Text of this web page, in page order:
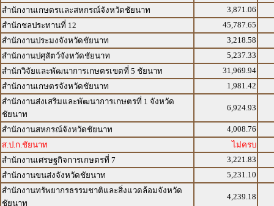
สำนักงานเกษตรและสหกรณ์จังหวัดชัยนาท
3,871.06
สำนักชลประทานที่ 12
45,787.65
สำนักงานประมงจังหวัดชัยนาท
3,218.58
สำนักงานปศุสัตว์จังหวัดชัยนาท
5,237.33
สำนักวิจัยและพัฒนาการเกษตรเขตที่ 5 ชัยนาท
31,969.94
สำนักงานเกษตรจังหวัดชัยนาท
1,981.42
สำนักงานส่งเสริมและพัฒนาการเกษตรที่ 1 จังหวัด
ชัยนาท
6,924.93
สำนักงานสหกรณ์จังหวัดชัยนาท
4,008.76
ส.ป.ก.ชัยนาท
ไม่ครบ
สำนักงานเศรษฐกิจการเกษตรที่ 7
3,221.83
สำนักงานขนส่งจังหวัดชัยนาท
5,231.10
สำนักงานทรัพยากรธรรมชาติและสิ่งแวดล้อมจังหวัด
ชัยนาท
4,239.18